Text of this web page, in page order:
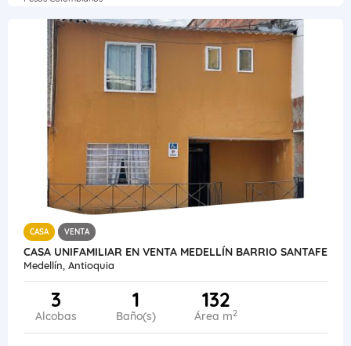
CASA VENTA
CASA UNIFAMILIAR EN VENTA MEDELLÍN BARRIO SANTAFE
Medellín, Antioquia
3
Alcobas
1
Baño(s)
132
Área m2